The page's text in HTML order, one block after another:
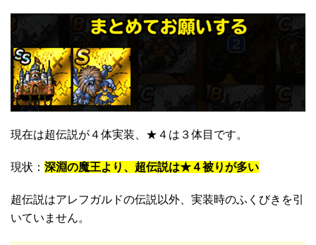
現在は超伝説が４体実装、★４は３体目です。
現状： 深淵の魔王より、超伝説は★４被りが多い
超伝説はアレフガルドの伝説以外、実装時のふくびきを引
いていません。